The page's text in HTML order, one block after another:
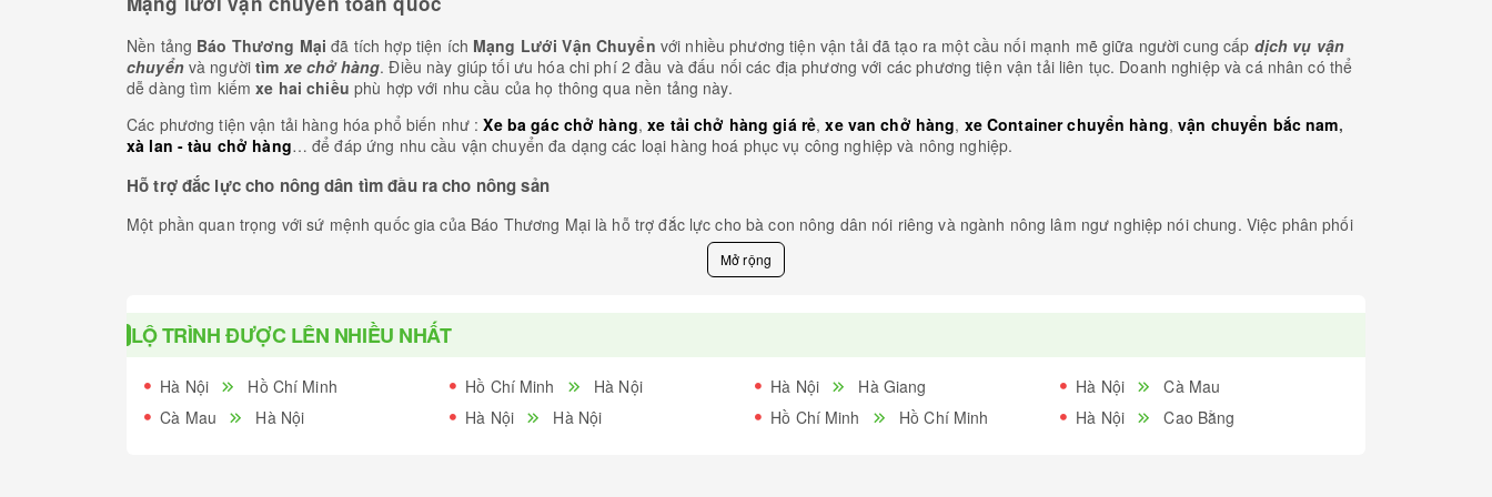
Nền tảng Báo Thương Mại đã tích hợp tiện ích Mạng Lưới Vận Chuyển với nhiều phương tiện vận tải đã tạo ra một cầu nối mạnh mẽ giữa người cung cấp dịch vụ vận
chuyểnvà ngườitìm xe chở hàng. Điều này giúp tối ưu hóa chi phí 2 đầu và đấu nối các địa phương với các phương tiện vận tải liên tục. Doanh nghiệp và cá nhân có thể
dễ dàng tìm kiếmxe hai chiều phù hợp với nhu cầu của họ thông qua nền tảng này.
Các phương tiện vận tải hàng hóa phổ biến như :Xe ba gác chở hàng, xe tải chở hàng giá rẻ,xe van chở hàng, xe Container chuyển hàng,vận chuyển bắc nam,
xà lan - tàu chở hàng… để đáp ứng nhu cầu vận chuyển đa dạng các loại hàng hoá phục vụ công nghiệp và nông nghiệp.
Hỗ trợ đắc lực cho nông dân tìm đầu ra cho nông sản
Một phần quan trọng với sứ mệnh quốc gia của Báo Thương Mại là hỗ trợ đắc lực cho bà con nông dân nói riêng và ngành nông lâm ngư nghiệp nói chung. Việc phân phối
nông, lâm, thuỷ hải sản từ nông trại nuôi trồng đến thị trường là một thách thức lớn, nền tảng tìm kiếm xe hai chiều hoặc xe tiện chuyến giúp bà con nông dân tiếp cận các
góp vào phát triển nông nghiệp quốc gia.
Bằng cách lên lộ trình tương lai, đơn vị vận tải có thời gian để gom đơn ghép hàng, làm tăng doanh thu và giảm thiểu các khoản chi phí phát sinh như xăng dầu, phí bến bãi,
nhân lực ..
LỘ TRÌNH ĐƯỢC LÊN NHIỀU NHẤT
Hà Nội Hồ Chí Minh Hồ Chí Minh Hà Nội Hà Nội Hà Giang Hà Nội
Cà Mau
Cà Mau
Hà Nội Hà Nội Hà Nội Hồ Chí Minh Hồ Chí Minh Hà Nội Cao Bằng